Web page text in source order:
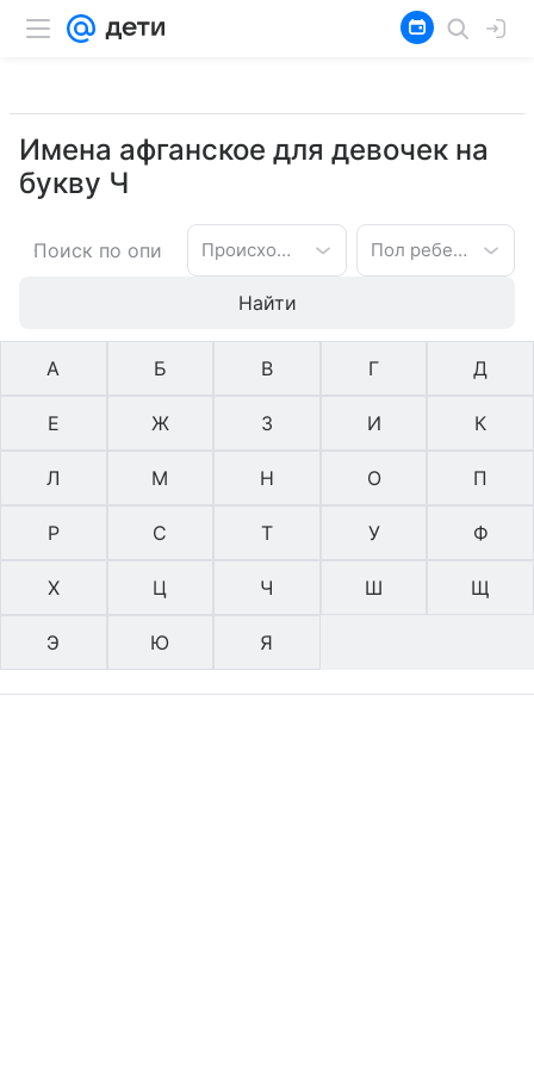
Имена афганское для девочек на
букву Ч
Происхождение имени Пол ребенка
Найти
А Б В Г Д
Е Ж З И К
Л М Н О П
Р С Т У Ф
Х Ц Ч Ш Щ
Э Ю Я